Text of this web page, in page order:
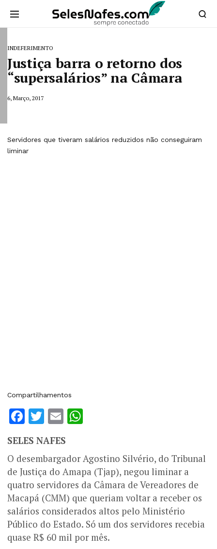
INDEFERIMENTO
Justiça barra o retorno dos
“supersalários” na Câmara
6, Março, 2017
Servidores que tiveram salários reduzidos não conseguiram
liminar
Compartilhamentos
Facebook
Twitter
Email
SELES NAFES
O desembargador Agostino Silvério, do Tribunal
de Justiça do Amapa (Tjap), negou liminar a
quatro servidores da Câmara de Vereadores de
Macapá (CMM) que queriam voltar a receber os
salários considerados altos pelo Ministério
Público do Estado. Só um dos servidores recebia
quase R$ 60 mil por mês.